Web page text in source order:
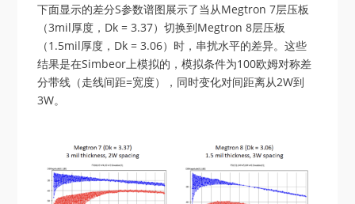
下面显示的差分S参数谱图展示了当从Megtron 7层压板
（3mil厚度，Dk = 3.37）切换到Megtron 8层压板
（1.5mil厚度，Dk = 3.06）时，串扰水平的差异。这些
结果是在Simbeor上模拟的，模拟条件为100欧姆对称差
分带线（走线间距=宽度），同时变化对间距离从2W到
3W。